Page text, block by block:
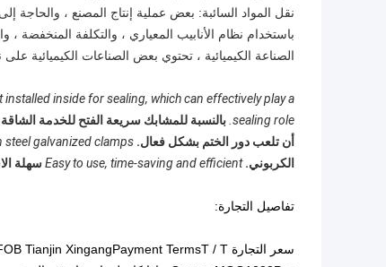
نقل المواد السائبة: بعض عملية إنتاج المصنع ، والحاجة
باستخدام نظام الأنابيب المعياري ، والتكلفة المنخفضة ،
الصناعة الكيميائية ، تحتوي بعض الصناعات الكيميائية
inside for sealing, which can effectively play a
sealing role. بالنسبة للمشابك سريعة الفتح للخدمة
أن تلعب دور الختم بشكل فعال. galvanized clamps.
الكربوني. Easy to use, time-saving and efficientسهلة
تفاصيل التجارة: